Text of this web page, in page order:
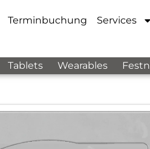
Terminbuchung Services
Tablets Wearables